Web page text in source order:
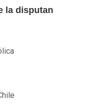
la disputan